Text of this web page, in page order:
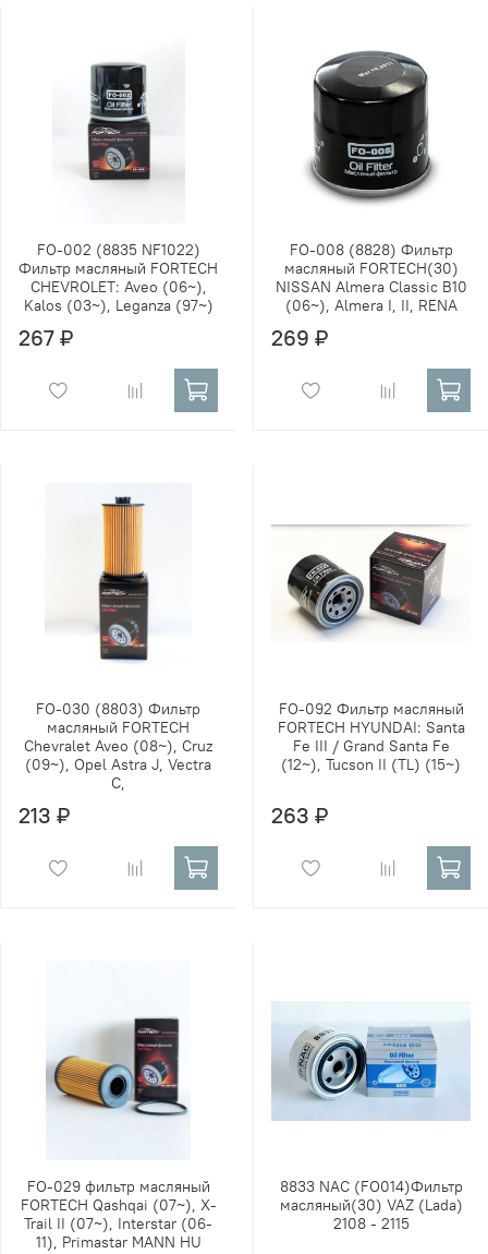
FO-002 (8835 NF1022)
Фильтр масляный FORTECH
CHEVROLET: Aveo (06~),
Kalos (03~), Leganza (97~)
267 ₽
FO-008 (8828) Фильтр
масляный FORTECH(30)
NISSAN Almera Classic B10
(06~), Almera I, II, RENA
269 ₽
FO-030 (8803) Фильтр
масляный FORTECH
Chevralet Aveo (08~), Cruz
(09~), Opel Astra J, Vectra
C,
213 ₽
FO-092 Фильтр масляный
FORTECH HYUNDAI: Santa
Fe III / Grand Santa Fe
(12~), Tucson II (TL) (15~)
263 ₽
FO-029 фильтр масляный
FORTECH Qashqai (07~), X-
Trail II (07~), Interstar (06-
11), Primastar MANN HU
8833 NAC (FO014)Фильтр
масляный(30) VAZ (Lada)
2108 - 2115